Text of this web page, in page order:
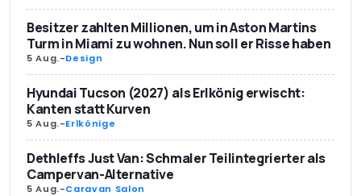
Besitzer zahlten Millionen, um in Aston Martins
Turm in Miami zu wohnen. Nun soll er Risse haben
5 Aug.-Design
Hyundai Tucson (2027) als Erlkönig erwischt:
Kanten statt Kurven
5 Aug.-Erlkönige
Dethleffs Just Van: Schmaler Teilintegrierter als
Campervan-Alternative
5 Aug.-Caravan Salon